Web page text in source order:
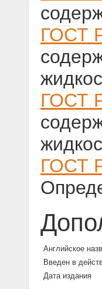
ГОСТ
ГОСТ
ГОСТ
Английское
Введен в
Дата издания